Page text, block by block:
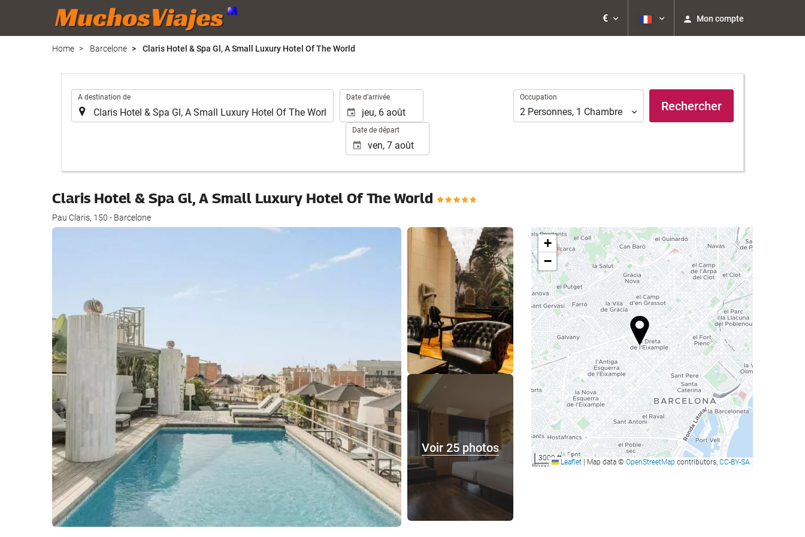
€ Mon compte
Home Barcelone Claris Hotel & Spa Gl, A Small Luxury Hotel Of The World
A destination de Date d'arrivée
Date de départ
Occupation
Occupation
2 Personnes, 1 Chambre Rechercher
Claris Hotel & Spa Gl, A Small Luxury Hotel Of The World
Pau Claris, 150 - Barcelone
Voir 25 photos
Voir 25 photos
+
−
3000 ftLeaflet Map data © OpenStreetMap contributors, CC-BY-SA